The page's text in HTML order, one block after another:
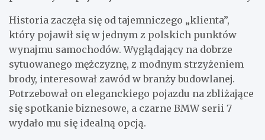
Historia zaczęła się od tajemniczego „klienta”,
który pojawił się w jednym z polskich punktów
wynajmu samochodów. Wyglądający na dobrze
sytuowanego mężczyznę, z modnym strzyżeniem
brody, interesował zawód w branży budowlanej.
Potrzebował on eleganckiego pojazdu na zbliżające
się spotkanie biznesowe, a czarne BMW serii 7
wydało mu się idealną opcją.